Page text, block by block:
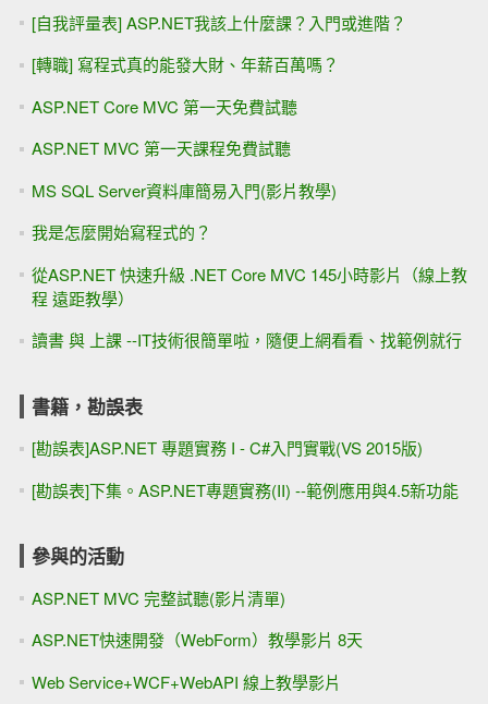
[自我評量表] ASP.NET我該上什麼課？入門或進階？
[轉職] 寫程式真的能發大財、年薪百萬嗎？
ASP.NET Core MVC 第一天免費試聽
ASP.NET MVC 第一天課程免費試聽
MS SQL Server資料庫簡易入門(影片教學)
我是怎麼開始寫程式的？
從ASP.NET 快速升級 .NET Core MVC 145小時影片（線上教
程 遠距教學）
讀書 與 上課 --IT技術很簡單啦，隨便上網看看、找範例就行
書籍，勘誤表
[勘誤表]ASP.NET 專題實務 I - C#入門實戰(VS 2015版)
[勘誤表]下集。ASP.NET專題實務(II) --範例應用與4.5新功能
參與的活動
ASP.NET MVC 完整試聽(影片清單)
ASP.NET快速開發（WebForm）教學影片 8天
Web Service+WCF+WebAPI 線上教學影片